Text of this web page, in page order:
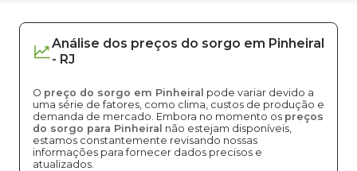
Análise dos preços do sorgo em Pinheiral
- RJ
O preço do sorgo em Pinheiral pode variar devido a
uma série de fatores, como clima, custos de produção e
demanda de mercado. Embora no momento os preços
do sorgo para Pinheiral não estejam disponíveis,
estamos constantemente revisando nossas
informações para fornecer dados precisos e
atualizados.